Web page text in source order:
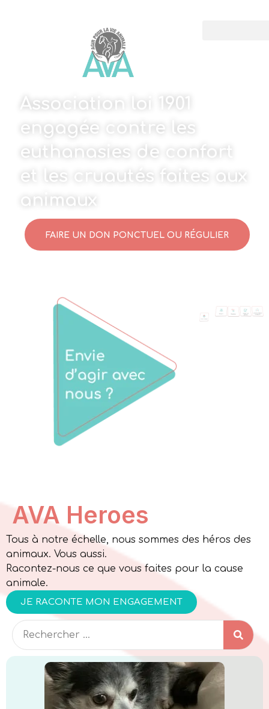
Association loi 1901
engagée contre les
euthanasies de confort
et les cruautés faites aux
animaux
FAIRE UN DON PONCTUEL OU RÉGULIER
AVA Heroes
Tous à notre échelle, nous sommes des héros des
animaux. Vous aussi.
Racontez-nous ce que vous faites pour la cause
animale.
JE RACONTE MON ENGAGEMENT